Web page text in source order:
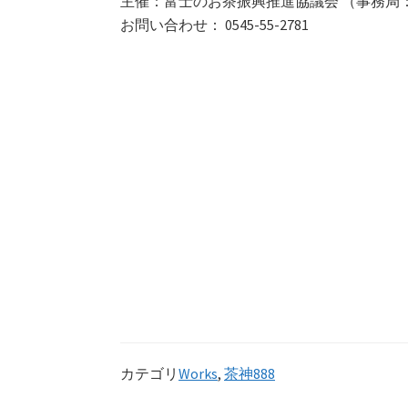
お問い合わせ： 0545-55-2781
カテゴリ Works, 茶神888